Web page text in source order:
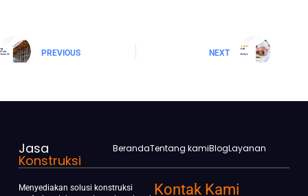
PREVIOUS NEXT
Jasa
Konstruksi
BerandaTentang kamiBlogLayanan
Menyediakan solusi konstruksi
Kontak Kami